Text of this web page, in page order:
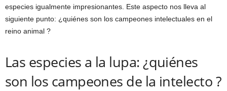
especies igualmente impresionantes. Este aspecto nos lleva al
siguiente punto: ¿quiénes son los campeones intelectuales en el
reino animal ?
Las especies a la lupa: ¿quiénes
son los campeones de la intelecto ?